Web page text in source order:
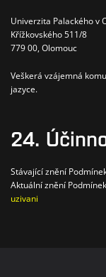
Univerzita Palackého v
Křížkovského 511/8
779 00, Olomouc
Veškerá vzájemná
jazyce.
24.
Stávající znění
Aktuální znění
uzivani